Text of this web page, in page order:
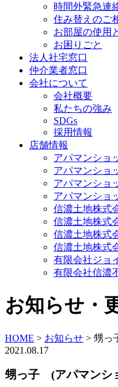
時間外緊急連
住み替えのご
お部屋の使用
お困りごと
法人社宅窓口
仲介業者窓口
会社について
会社概要
私たちの強み
SDGs
採用情報
店舗情報
アパマンショ
アパマンショ
アパマンショ
アパマンショ
信濃土地株式
信濃土地株式
信濃土地株式
信濃土地株式
有限会社ジョ
有限会社信濃
お知らせ・
HOME > お知らせ > 甥っ
2021.08.17
甥っ子 (アパマン